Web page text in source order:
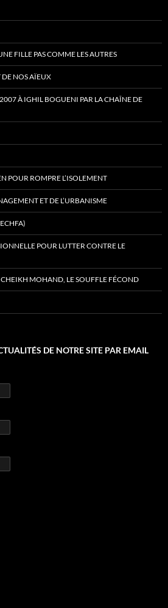
FILLE PAS COMME LES AUTRES
DE NOS AÏEUX
À IGHIL BOGUENI PAR LA CHAÎNE DE
POUR ROMPRE L’ISOLEMENT
ET DE L’URBANISME
POUR LUTTER CONTRE LE
MOHAND, LE SOUFFLE FÉCOND
DE NOTRE SITE PAR EMAIL